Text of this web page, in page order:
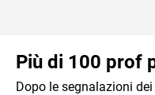
Più di 100 prof
Dopo le segnalazioni